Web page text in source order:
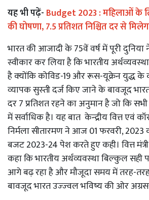
यह भी पढ़ें- Budget 2023 : महिलाओं के
की घोषणा, 7.5 प्रतिशत निश्चित दर से
भारत की आजादी के 75वें वर्ष में पूरी दुनिया
स्‍वीकार कर लिया है कि भारतीय
है क्‍योंकि कोविड-19 और रूस-यूक्रेन युद्ध के
व्‍यापक सुस्‍ती दर्ज किए जाने के बावजूद
दर 7 प्रतिशत रहने का अनुमान है जो कि
में सर्वाधिक है। यह बात केन्‍द्रीय वित्त एवं
निर्मला सीतारमण ने आज 01 फरवरी, 2023
बजट 2023-24 पेश करते हुए कही। वित्त
कहा कि भारतीय अर्थव्‍यवस्‍था बिल्‍कुल सही
आगे बढ़ रहा है और मौजूदा समय में तरह-
बावजूद भारत उज्‍ज्‍वल भविष्‍य की ओर